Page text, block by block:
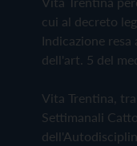
cui al decreto
Indicazione
dell'art. 5 del
Vita Trentina,
Settimanali